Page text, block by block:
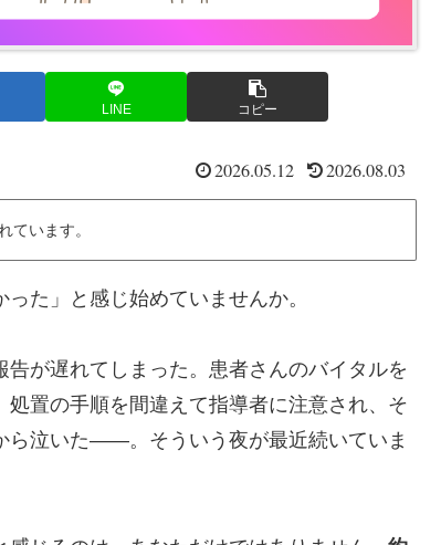
LINE コピー
2026.05.12 2026.08.03
ています。
た」と感じ始めていませんか。
が遅れてしまった。患者さんのバイタルを
置の手順を間違えて指導者に注意され、そ
ら泣いた——。そういう夜が最近続いていま